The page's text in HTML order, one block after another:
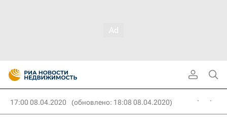
17:00 08.04.2020 (обновлено: 18:08 08.04.2020)